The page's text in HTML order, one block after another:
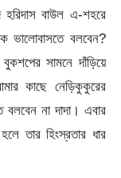
হরিদাস বাউল এ-শহরে
ভালোবাসতে বলবেন?
সামনে দাঁড়িয়ে
কাছে নেড়িকুকুরের
না দাদা। এবার
তার হিংস্রতার ধার